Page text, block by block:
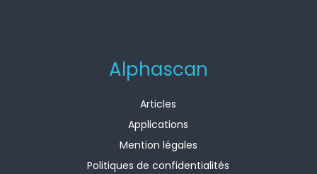
Alphascan
Articles
Applications
Mention légales
Politiques de confidentialités